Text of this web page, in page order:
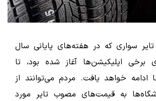
سواری که در هفته‌های پایانی سال
برخی اپلیکیشن‌ها آغاز شده بود، تا
خواهد یافت. مردم می‌توانند از
به قیمت‌های مصوب تایر مورد